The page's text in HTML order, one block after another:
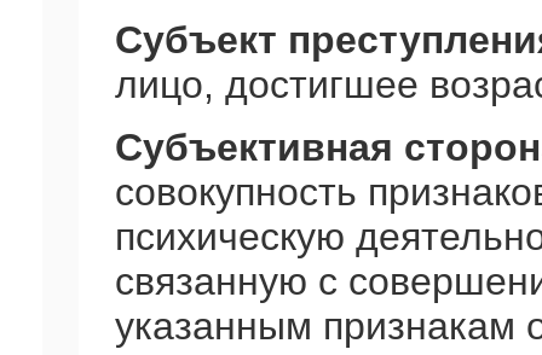
Субъект
лицо, достигшее
Субъективная
совокупность
психическую
связанную с
указанным признакам